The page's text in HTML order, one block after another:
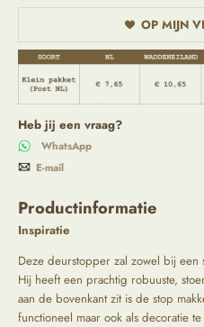
OP MIJN
Heb jij een vraag?
WhatsApp
E-mail
Productinformatie
Inspiratie
Deze deurstopper zal zowel bij een
Hij heeft een prachtig robuuste,
aan de bovenkant zit is de stop
functioneel maar ook als decoratie